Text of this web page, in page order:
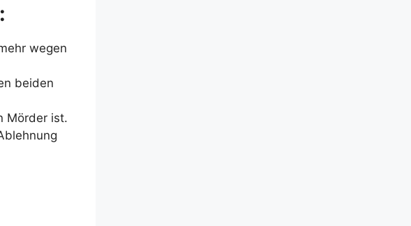
wegen
beiden
Mörder ist.